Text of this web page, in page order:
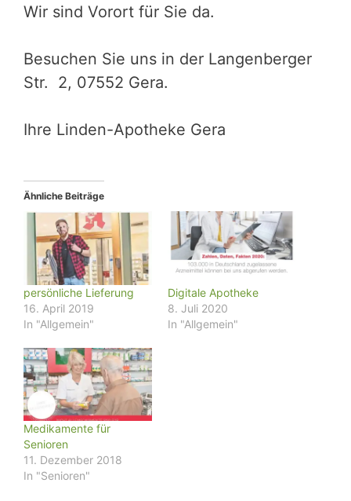
Wir sind Vorort für Sie da.
Besuchen Sie uns in der Langenberger
Str. 2, 07552 Gera.
Ihre Linden-Apotheke Gera
Ähnliche Beiträge
persönliche Lieferung
16. April 2019
In "Allgemein"
Digitale Apotheke
8. Juli 2020
In "Allgemein"
Medikamente für
Senioren
11. Dezember 2018
In "Senioren"